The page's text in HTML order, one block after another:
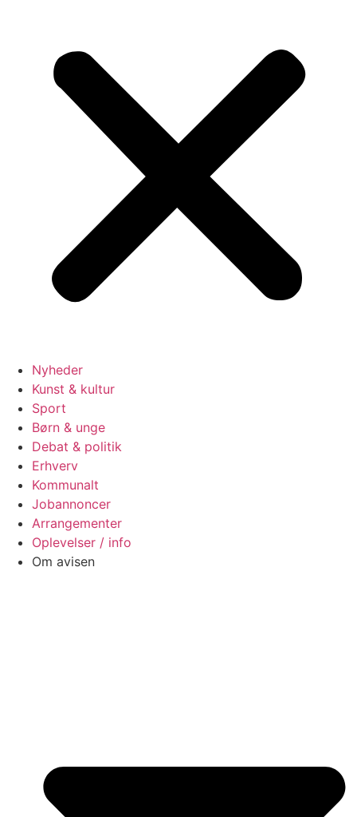
Nyheder
Kunst & kultur
Sport
Børn & unge
Debat & politik
Erhverv
Kommunalt
Jobannoncer
Arrangementer
Oplevelser / info
Om avisen